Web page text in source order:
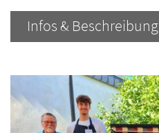
Infos & Beschreibung